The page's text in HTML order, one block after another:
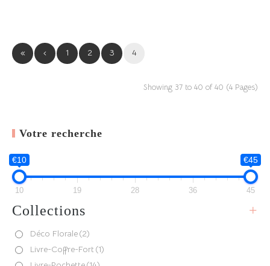
« ‹ 1 2 3 4
Showing 37 to 40 of 40 (4 Pages)
Votre recherche
€10 €45
10 19 28 36 45
Collections +
Déco Florale(2)
Livre-Coffre-Fort (1)